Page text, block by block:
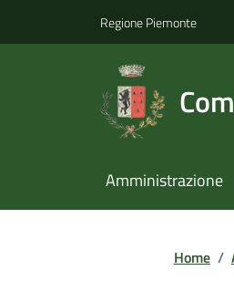
Regione Piemonte
Amministrazione
Home /